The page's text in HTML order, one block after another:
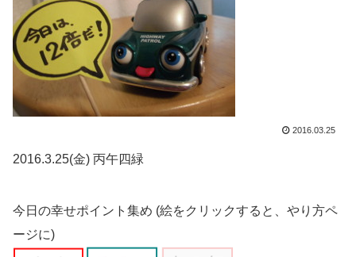
2016.03.25
2016.3.25(金) 丙午四緑
今日の幸せポイント集め (絵をクリックすると、やり方ペ
ージに)